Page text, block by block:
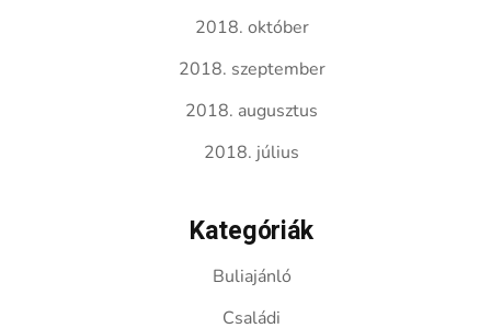
2018. október
2018. szeptember
2018. augusztus
2018. július
Kategóriák
Buliajánló
Családi